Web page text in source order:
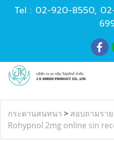
Tel : 02-920-8550,
กระดานสนทนา > สอบถามราย
Rohypnol 2mg online sin